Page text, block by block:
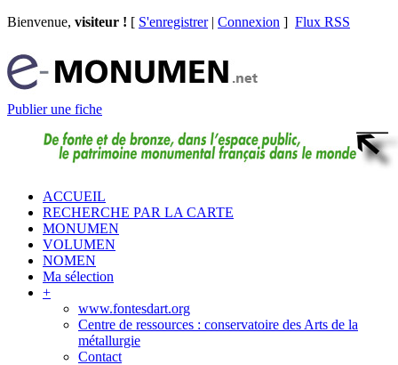
Bienvenue, visiteur ! [ S'enregistrer| Connexion ] Flux RSS
Publier une fiche
ACCUEIL
RECHERCHE PAR LA CARTE
MONUMEN
VOLUMEN
NOMEN
Ma sélection
+
www.fontesdart.org
Centre de ressources : conservatoire des Arts de la
métallurgie
Contact